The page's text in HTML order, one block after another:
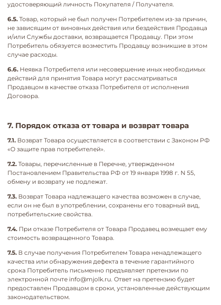
удостоверяющий личность Покупателя / Получателя.
6.5. Товар, который не был получен Потребителем из-за причин,
не зависящим от виновных действия или бездействия Продавца
и/или Службы доставки, возвращается Продавцу. При этом
Потребитель обязуется возместить Продавцу возникшие в этом
случае расходы.
6.6. Неявка Потребителя или несовершение иных необходимых
действий для принятия Товара могут рассматриваться
Продавцом в качестве отказа Потребителя от исполнения
Договора.
7. Порядок отказа от товара и возврат товара
7.1. Возврат Товара осуществляется в соответствии с Законом РФ
«О защите прав потребителей».
7.2. Товары, перечисленные в Перечне, утвержденном
Постановлением Правительства РФ от 19 января 1998 г. N 55,
обмену и возврату не подлежат.
7.3. Возврат Товара надлежащего качества возможен в случае,
если он не был в употреблении, сохранены его товарный вид,
потребительские свойства.
7.4. При отказе Потребителя от Товара Продавец возмещает ему
стоимость возвращенного Товара.
7.5. В случае получения Потребителем Товара ненадлежащего
качества или обнаружения дефекта в течение гарантийного
срока Потребитель письменно предъявляет претензии по
электронной почте info@mjolk.ru. Ответ на претензию будет
предоставлен Продавцом в сроки, установленные действующим
законодательством.